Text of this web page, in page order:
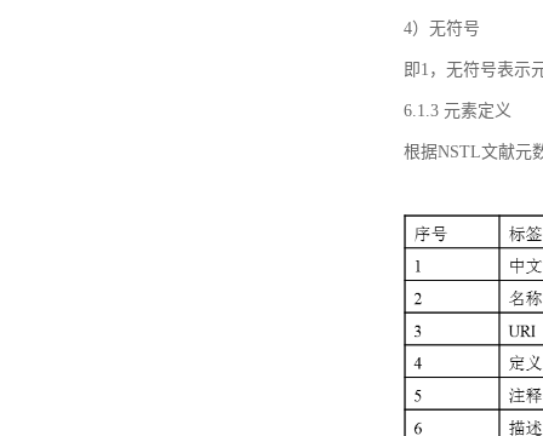
4）无符号
即1，无符号表示
6.1.3 元素定义
根据NSTL文献元